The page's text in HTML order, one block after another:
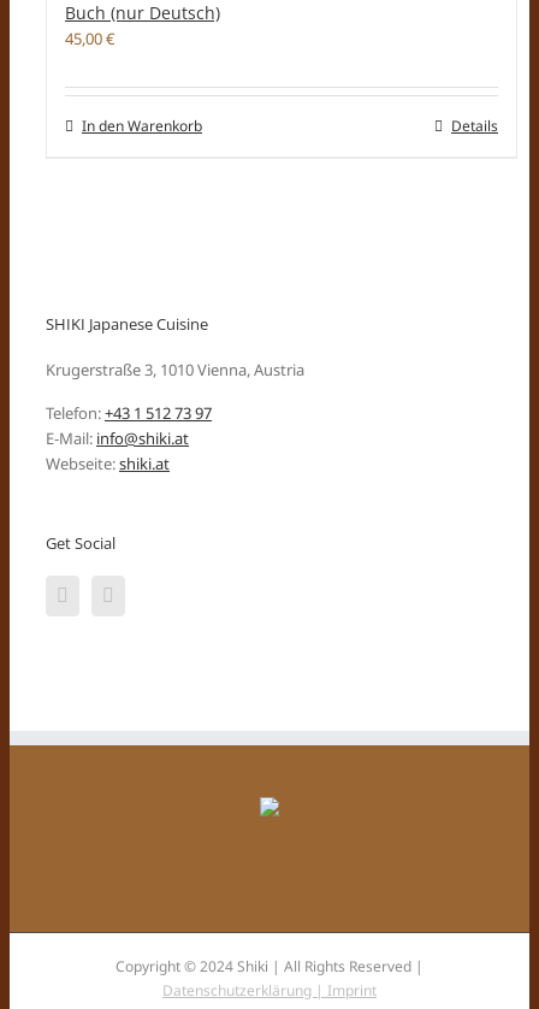
Buch (nur Deutsch)
45,00€
In den Warenkorb Details
SHIKI Japanese Cuisine
Krugerstraße 3, 1010 Vienna, Austria
Telefon:+43 1 512 73 97
E-Mail: info@shiki.at
Webseite:shiki.at
Get Social
Copyright © 2024 Shiki | All Rights Reserved |
Datenschutzerklärung | Imprint